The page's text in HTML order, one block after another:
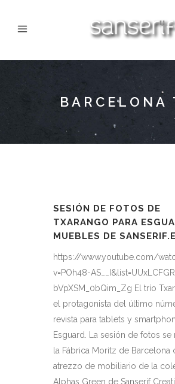
BARCELONA
SESIÓN DE FOTOS DE
TXARANGO PARA
MUEBLES DE
https://www.youtube.com/
v=POh48-
bVpXSM_0bQim_Zg El trío
el protagonista del último
revista para tablets y
Esguard. La sesión de fotos se
la Fábrica Moritz de Barcelona
atrezzo de mobiliario de la
Alphas Green de Sanserif